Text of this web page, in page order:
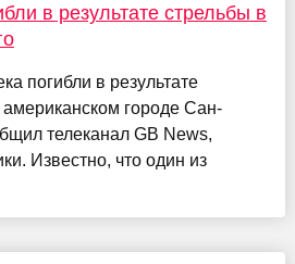
в результате стрельбы в
погибли в результате
городе Сан-
телеканал GB News,
Известно, что один из